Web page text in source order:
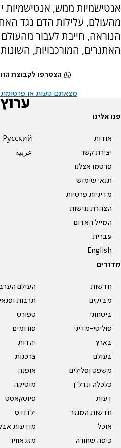
אנטישמיות ממש, אנטישמיות
מהעולם, עלילות הדם נגד
הנוראה, חייבת לעבור
האתגרים, המורכבויות,
הצטרפו לקבוצת
מצאתם טעות או פרסומת
פנו אלינו
אודות
יצירת קשר
פרסמו אצלנו
תנאי שימוש
מדיניות פרטיות
הצהרת נגישות
המייל האדום
עברית
English
Pусский
عربية
מדורים
חדשות
מבזקים
ביטחוני
פוליטי-מדיני
בארץ
בעולם
משפט ופלילים
כלכלה ונדל"ן
דעות
חדשות המגזר
אוכל
כיפה שחורה
העולם
תרבות ופנאי
ספורט
פורומים
יהדות
צרכנות
אופנה
מוסיקה
פיוטקאסט
ילדודס
מודעות
מזג אוויר